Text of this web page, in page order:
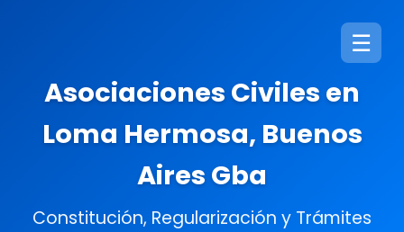
☰
Asociaciones Civiles en
Loma Hermosa, Buenos
Aires Gba
Constitución, Regularización y Trámites